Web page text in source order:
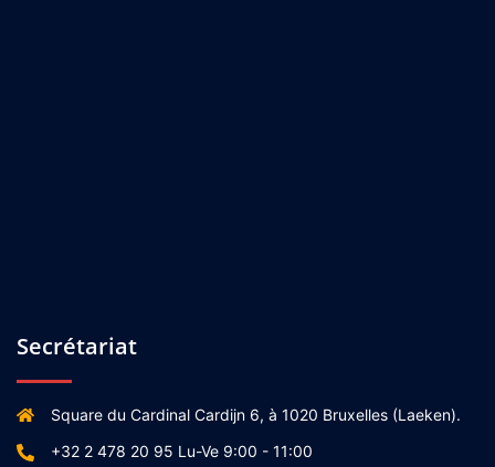
Secrétariat
Square du Cardinal Cardijn 6, à 1020 Bruxelles (Laeken).
+32 2 478 20 95 Lu-Ve 9:00 - 11:00